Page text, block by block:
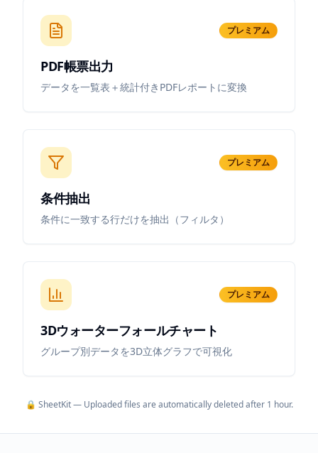
プレミアム
PDF帳票出力
データを一覧表＋統計付きPDFレポートに変換
プレミアム
条件抽出
条件に一致する行だけを抽出（フィルタ）
プレミアム
3Dウォーターフォールチャート
グループ別データを3D立体グラフで可視化
🔒 SheetKit— Uploaded files are automatically deleted after 1 hour.